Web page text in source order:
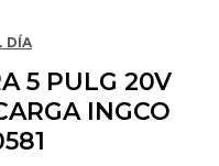
DÍA
5 PULG 20V
INGCO